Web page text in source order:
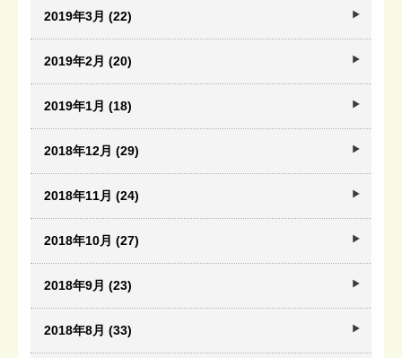
2019年3月 (22)
2019年2月 (20)
2019年1月 (18)
2018年12月 (29)
2018年11月 (24)
2018年10月 (27)
2018年9月 (23)
2018年8月 (33)